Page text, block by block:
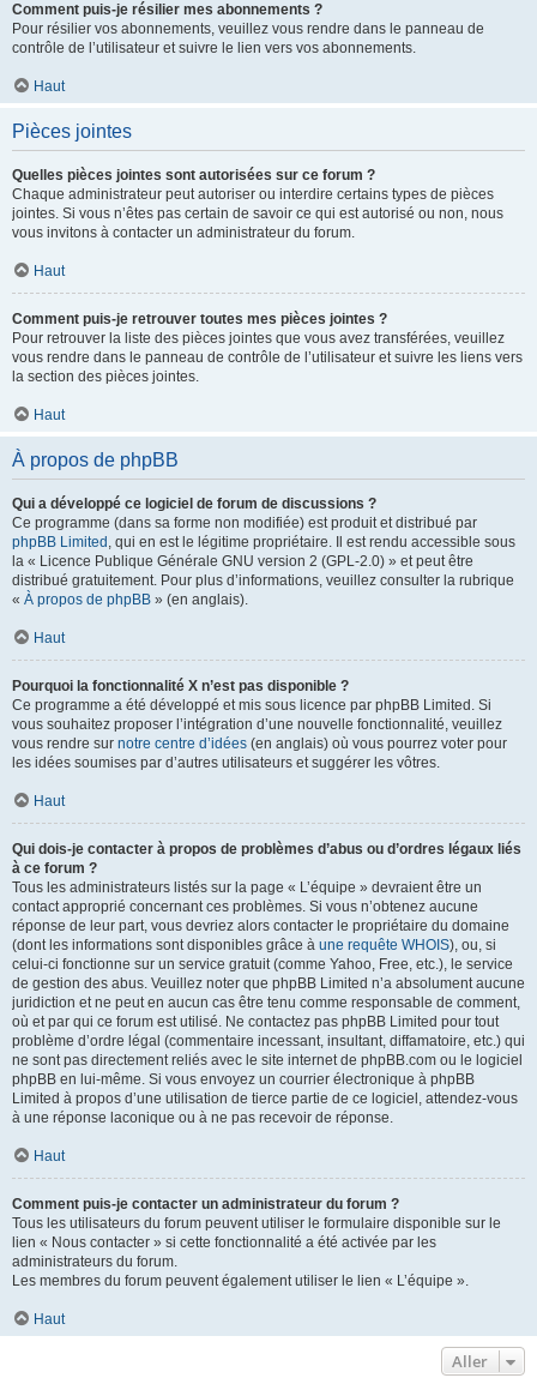
Comment puis-je résilier mes abonnements ?
Pour résilier vos abonnements, veuillez vous rendre dans le panneau de
contrôle de l’utilisateur et suivre le lien vers vos abonnements.
Haut
Pièces jointes
Quelles pièces jointes sont autorisées sur ce forum ?
Chaque administrateur peut autoriser ou interdire certains types de pièces
jointes. Si vous n’êtes pas certain de savoir ce qui est autorisé ou non, nous
vous invitons à contacter un administrateur du forum.
Haut
Comment puis-je retrouver toutes mes pièces jointes ?
Pour retrouver la liste des pièces jointes que vous avez transférées, veuillez
vous rendre dans le panneau de contrôle de l’utilisateur et suivre les liens vers
la section des pièces jointes.
Haut
À propos de phpBB
Qui a développé ce logiciel de forum de discussions ?
Ce programme (dans sa forme non modifiée) est produit et distribué par
phpBB Limited , qui en est le légitime propriétaire. Il est rendu accessible sous
la « Licence Publique Générale GNU version 2 (GPL-2.0) » et peut être
distribué gratuitement. Pour plus d’informations, veuillez consulter la rubrique
« À propos de phpBB » (en anglais).
Haut
Pourquoi la fonctionnalité X n’est pas disponible ?
Ce programme a été développé et mis sous licence par phpBB Limited. Si
vous souhaitez proposer l’intégration d’une nouvelle fonctionnalité, veuillez
vous rendre sur notre centre d’idées (en anglais) où vous pourrez voter pour
les idées soumises par d’autres utilisateurs et suggérer les vôtres.
Haut
Qui dois-je contacter à propos de problèmes d’abus ou d’ordres légaux liés
à ce forum ?
Tous les administrateurs listés sur la page « L’équipe » devraient être un
contact approprié concernant ces problèmes. Si vous n’obtenez aucune
réponse de leur part, vous devriez alors contacter le propriétaire du domaine
(dont les informations sont disponibles grâce à une requête WHOIS), ou, si
celui-ci fonctionne sur un service gratuit (comme Yahoo, Free, etc.), le service
de gestion des abus. Veuillez noter que phpBB Limited n’a absolument aucune
juridiction et ne peut en aucun cas être tenu comme responsable de comment,
où et par qui ce forum est utilisé. Ne contactez pas phpBB Limited pour tout
problème d’ordre légal (commentaire incessant, insultant, diffamatoire, etc.) qui
ne sont pas directement reliés avec le site internet de phpBB.com ou le logiciel
phpBB en lui-même. Si vous envoyez un courrier électronique à phpBB
Limited à propos d’une utilisation de tierce partie de ce logiciel, attendez-vous
à une réponse laconique ou à ne pas recevoir de réponse.
Haut
Comment puis-je contacter un administrateur du forum ?
Tous les utilisateurs du forum peuvent utiliser le formulaire disponible sur le
lien « Nous contacter » si cette fonctionnalité a été activée par les
administrateurs du forum.
Les membres du forum peuvent également utiliser le lien « L’équipe ».
Haut
Aller